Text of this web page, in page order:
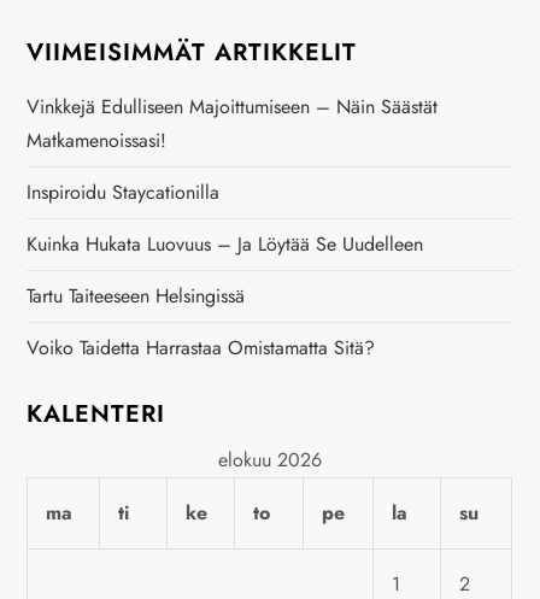
t
i
k
k
e
l
i
e
n
s
VIIMEISIMMÄT ARTIKKELIT
Vinkkejä Edulliseen Majoittumiseen – Näin Säästät
Matkamenoissasi!
Inspiroidu Staycationilla
Kuinka Hukata Luovuus – Ja Löytää Se Uudelleen
Tartu Taiteeseen Helsingissä
Voiko Taidetta Harrastaa Omistamatta Sitä?
KALENTERI
elokuu 2026
ma
ti ke to pe la su
1 2